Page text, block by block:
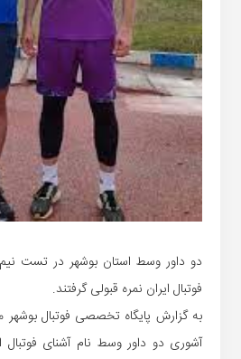
دو داور وسط استان بوشهر در تست
فوتبال ایران نمره قبولی گرفتند.
به گزارش پایگاه تخصصی فوتبال
آشوری دو داور وسط نام آشنای فوتبال